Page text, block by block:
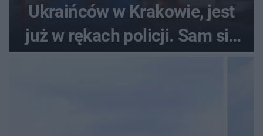
Ukraińców w Krakowie, jest
już w rękach policji. Sam się
zgłosił